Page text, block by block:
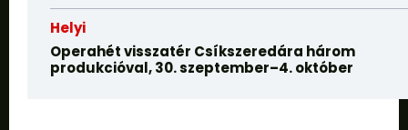
Helyi
Operahét visszatér Csíkszeredára három
produkcióval, 30. szeptember–4. október